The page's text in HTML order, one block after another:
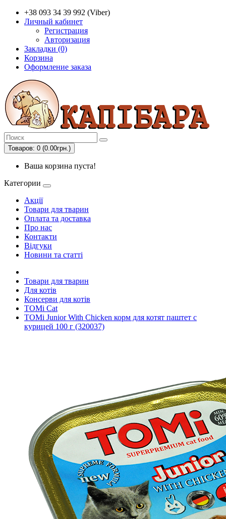
+38 093 34 39 992 (Viber)
Личный кабинет
Регистрация
Авторизация
Закладки (0)
Корзина
Оформление заказа
Товаров: 0 (0.00грн.)
Ваша корзина пуста!
Категории
Акції
Товари для тварин
Оплата та доставка
Про нас
Контакти
Відгуки
Новини та статті
Товари для тварин
Для котів
Консерви для котів
TOMi Cat
TOMi Junior With Chicken корм для котят паштет с
курицей 100 г (320037)